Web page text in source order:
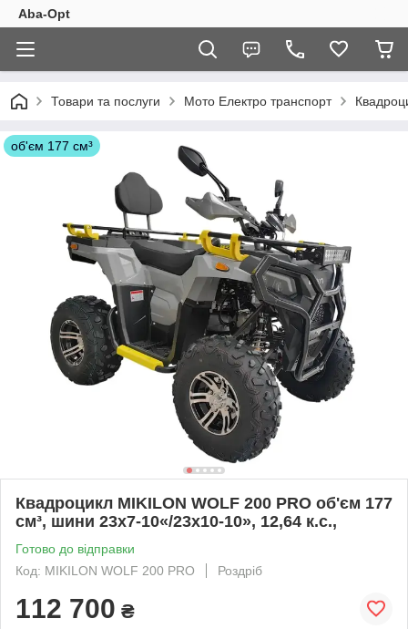
Aba-Opt
Товари та послуги Мото Електро транспорт
об'єм 177 см³
Квадроцикл MIKILON WOLF 200 PRO об'єм 177
см³, шини 23х7-10«/23х10-10», 12,64 к.с.,
Готово до відправки
Код: MIKILON WOLF 200 PRO
Роздріб
112 700 ₴